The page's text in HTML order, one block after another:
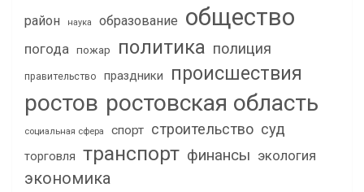
район
наука образование общество
погода пожар политика полиция
правительство праздники происшествия
ростов ростовская область
социальная сфера спорт строительство суд
торговля транспорт финансы экология
экономика